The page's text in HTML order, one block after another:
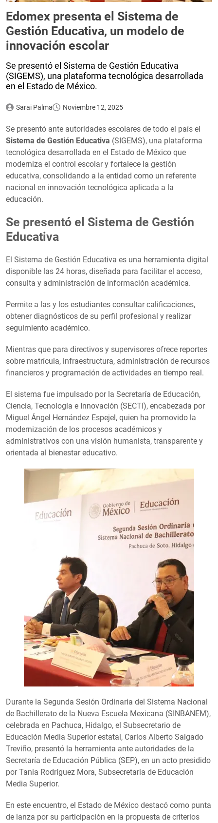
Edomex presenta el Sistema de
Gestión Educativa, un modelo de
innovación escolar
Se presentó el Sistema de Gestión Educativa
(SIGEMS), una plataforma tecnológica desarrollada
en el Estado de México.
Sarai Palma Noviembre 12, 2025
Se presentó ante autoridades escolares de todo el país el
Sistema de Gestión Educativa (SIGEMS), una plataforma
tecnológica desarrollada en el Estado de México que
moderniza el control escolar y fortalece la gestión
educativa, consolidando a la entidad como un referente
nacional en innovación tecnológica aplicada a la
educación.
Se presentó el Sistema de Gestión
Educativa
El Sistema de Gestión Educativa es una herramienta digital
disponible las 24 horas, diseñada para facilitar el acceso,
consulta y administración de información académica.
Permite a las y los estudiantes consultar calificaciones,
obtener diagnósticos de su perfil profesional y realizar
seguimiento académico.
Mientras que para directivos y supervisores ofrece reportes
sobre matrícula, infraestructura, administración de recursos
financieros y programación de actividades en tiempo real.
El sistema fue impulsado por la Secretaría de Educación,
Ciencia, Tecnología e Innovación (SECTI), encabezada por
Miguel Ángel Hernández Espejel, quien ha promovido la
modernización de los procesos académicos y
administrativos con una visión humanista, transparente y
orientada al bienestar educativo.
Durante la Segunda Sesión Ordinaria del Sistema Nacional
de Bachillerato de la Nueva Escuela Mexicana (SINBANEM),
celebrada en Pachuca, Hidalgo, el Subsecretario de
Educación Media Superior estatal, Carlos Alberto Salgado
Treviño, presentó la herramienta ante autoridades de la
Secretaría de Educación Pública (SEP), en un acto presidido
por Tania Rodríguez Mora, Subsecretaria de Educación
Media Superior.
En este encuentro, el Estado de México destacó como punta
de lanza por su participación en la propuesta de criterios